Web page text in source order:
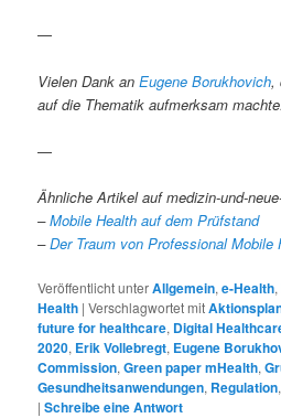
—
Vielen Dank anEugene Borukhovich,
auf die Thematik aufmerksam machte.
—
Ähnliche Artikel auf medizin-und-
–Mobile Health auf dem Prüfstand
–Der Traum von Professional Mobile
Veröffentlicht unterAllgemein,e-Health,
Health |Verschlagwortet mit
future for healthcare, Digital
2020, Erik Vollebregt, Eugene
Commission,Green paper mHealth,
Gesundheitsanwendungen, Regulation
|Schreibe eine Antwort